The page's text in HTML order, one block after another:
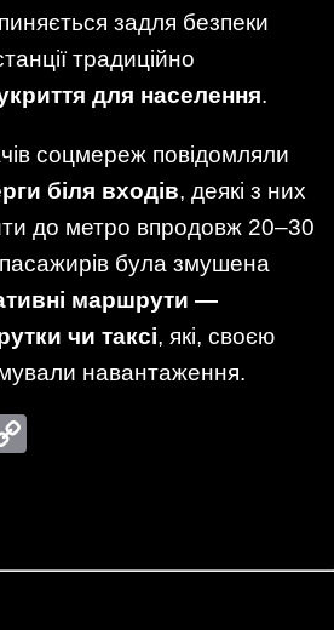
задля безпеки
традиційно
для населення.
соцмереж повідомляли
біля входів, деякі з них
до метро впродовж 20–30
була змушена
маршрути —
чи таксі, які, своєю
навантаження.